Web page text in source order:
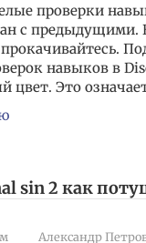
проверки
с предыдущими.
прокачивайтесь.
навыков в
цвет. Это
sin 2 как
Александр